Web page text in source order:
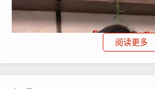
阅读更多